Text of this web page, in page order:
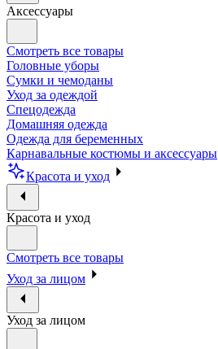
Аксессуары
Смотреть все товары
Головные уборы
Сумки и чемоданы
Уход за одеждой
Спецодежда
Домашняя одежда
Одежда для беременных
Карнавальные костюмы и аксессуары
Красота и уход
Красота и уход
Смотреть все товары
Уход за лицом
Уход за лицом